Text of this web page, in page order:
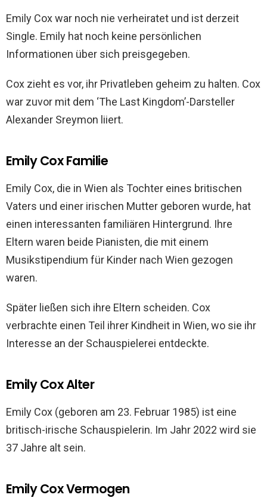
Emily Cox war noch nie verheiratet und ist derzeit
Single. Emily hat noch keine persönlichen
Informationen über sich preisgegeben.
Cox zieht es vor, ihr Privatleben geheim zu halten. Cox
war zuvor mit dem ‘The Last Kingdom’-Darsteller
Alexander Sreymon liiert.
Emily Cox Familie
Emily Cox, die in Wien als Tochter eines britischen
Vaters und einer irischen Mutter geboren wurde, hat
einen interessanten familiären Hintergrund. Ihre
Eltern waren beide Pianisten, die mit einem
Musikstipendium für Kinder nach Wien gezogen
waren.
Später ließen sich ihre Eltern scheiden. Cox
verbrachte einen Teil ihrer Kindheit in Wien, wo sie ihr
Interesse an der Schauspielerei entdeckte.
Emily Cox Alter
Emily Cox (geboren am 23. Februar 1985) ist eine
britisch-irische Schauspielerin. Im Jahr 2022 wird sie
37 Jahre alt sein.
Emily Cox Vermogen